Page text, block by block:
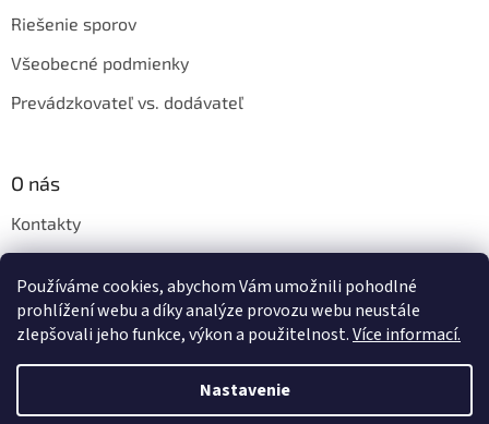
Používáme cookies, abychom Vám umožnili pohodlné
prohlížení webu a díky analýze provozu webu neustále
zlepšovali jeho funkce, výkon a použitelnost.Více informací.
Nastavenie
Riešenie sporov
Všeobecné podmienky
Prevádzkovateľ vs. dodávateľ
O nás
Kontakty
Napíšte nám
Vytvoril Shoptet